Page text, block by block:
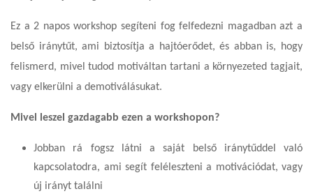
Ez a 2 napos workshop segíteni fog felfedezni magadban azt a
belső iránytűt, ami biztosítja a hajtóerődet, és abban is, hogy
felismerd, mivel tudod motiváltan tartani a környezeted tagjait,
vagy elkerülni a demotiválásukat.
Mivel leszel gazdagabb ezen a workshopon?
Jobban rá fogsz látni a saját belső iránytűddel való
kapcsolatodra, ami segít feléleszteni a motivációdat, vagy
új irányt találni